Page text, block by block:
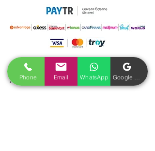
Adres
Atatürk Mah. Melek Sok. No:18/2
Phone Email WhatsApp